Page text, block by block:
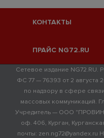
КОНТАКТЫ
ПРАЙС NG72.RU
Сетевое издание
ФС 77 — 76393 от 2 августа
по надзору в сфере
массовых коммуникаций.
Учредитель — ООО
оф. 406, Курган,
почты: